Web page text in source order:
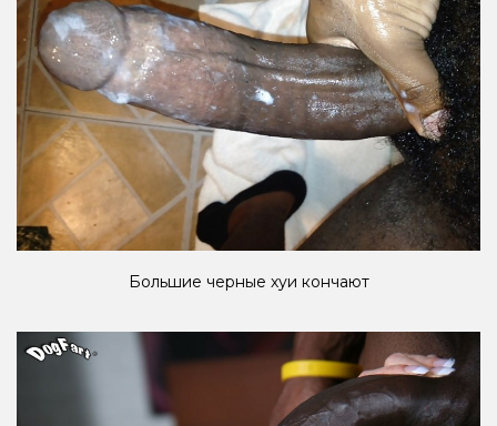
Большие черные хуи кончают